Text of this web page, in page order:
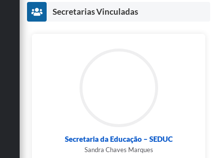
Secretarias Vinculadas
Secretaria da Educação – SEDUC
Sandra Chaves Marques